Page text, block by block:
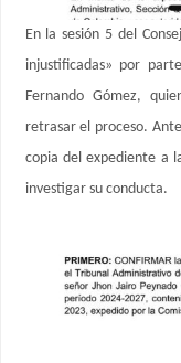
En la sesión 5 del
injustificadas» por
Fernando Gómez,
retrasar el proceso.
copia del expediente a
investigar su conducta.